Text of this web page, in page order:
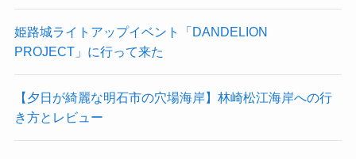
姫路城ライトアップイベント「DANDELION
PROJECT」に行って来た
【夕日が綺麗な明石市の穴場海岸】林崎松江海岸への行
き方とレビュー